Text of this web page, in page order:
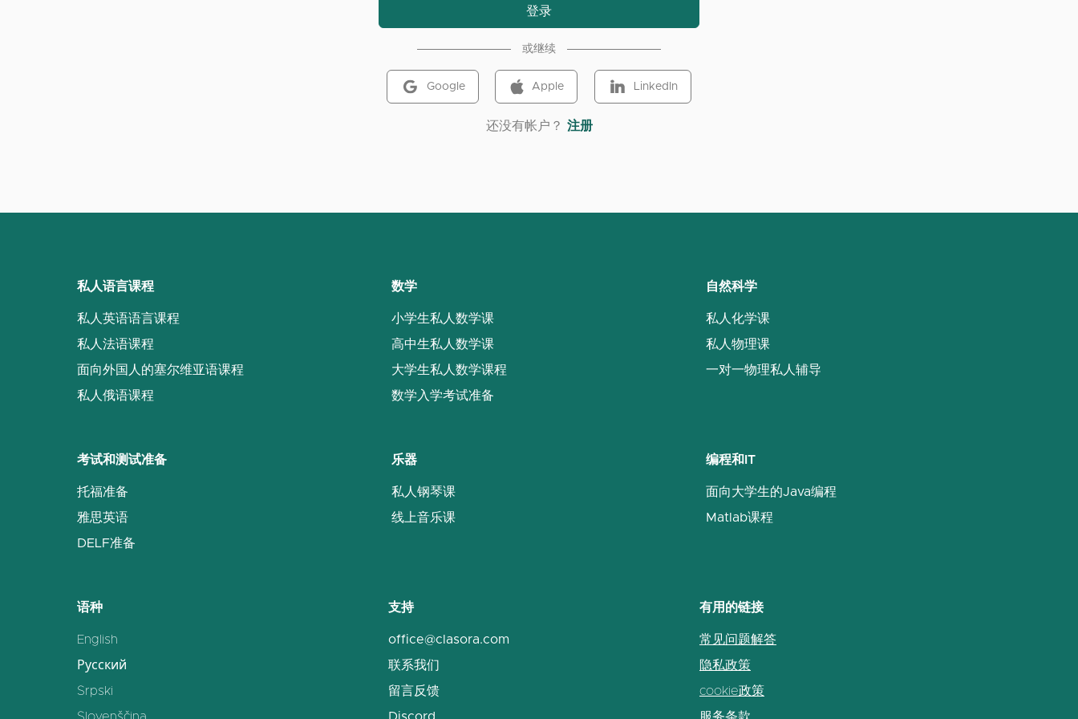
登录
或继续
Google Apple LinkedIn
‌还没有帐户？ 注册
私人语言课程
私人英语语言课程
私人法语课程
面向外国人的塞尔维亚语课程
私人俄语课程
数学
小学生私人数学课
高中生私人数学课
大学生私人数学课程
数学入学考试准备
自然科学
私人化学课
私人物理课
一对一物理私人辅导
考试和测试准备
托福准备
雅思英语
DELF准备
乐器
私人钢琴课
线上音乐课
编程和IT
面向大学生的Java编程
Matlab课程
语种
English
Русский
Srpski
支持
office@clasora.com
联系我们
留言反馈
有用的链接
常见问题解答
隐私政策
cookie政策